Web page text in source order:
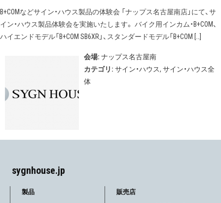
B+COMなどサイン・ハウス製品の体験会 「ナップス名古屋南店」にて、サ
イン・ハウス製品体験会を実施いたします。 バイク用インカム・B+COM、
ハイエンドモデル「B+COM SB6XR」、スタンダードモデル「B+COM […]
会場: ナップス名古屋南
カテゴリ: サイン・ハウス, サイン・ハウス全
体
sygnhouse.jp
製品 販売店